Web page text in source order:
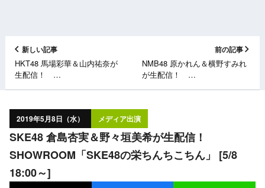
新しい記事
HKT48 馬場彩華＆山内祐奈が
生配信！
前の記事
NMB48 原かれん＆横野すみれ
が生配信！
2019年5月8日（水） メディア出演
SKE48 倉島杏実＆野々垣美希が生配信！
SHOWROOM「SKE48の栄ちんちこちん」 [5/8
18:00～]